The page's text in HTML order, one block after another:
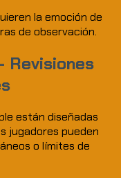
la emoción de
de observación.
Revisiones
están diseñadas
jugadores pueden
o límites de